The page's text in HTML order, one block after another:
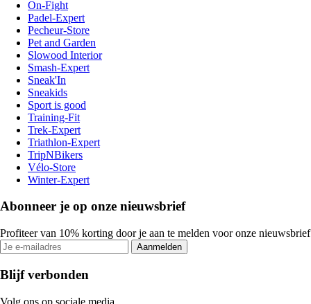
On-Fight
Padel-Expert
Pecheur-Store
Pet and Garden
Slowood Interior
Smash-Expert
Sneak'In
Sneakids
Sport is good
Training-Fit
Trek-Expert
Triathlon-Expert
TripNBikers
Vélo-Store
Winter-Expert
Abonneer je op onze nieuwsbrief
Profiteer van 10% korting door je aan te melden voor onze nieuwsbrief
Aanmelden
Blijf verbonden
Volg ons op sociale media